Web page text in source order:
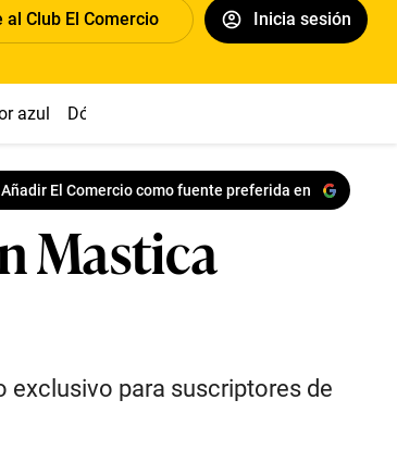
al Club El Comercio Inicia sesión
azul Dólar
Añadir El Comercio como fuente preferida en
Mastica
exclusivo para suscriptores de